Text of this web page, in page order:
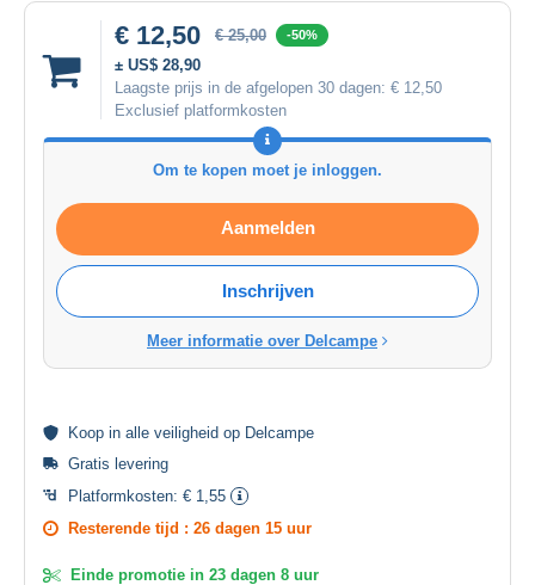
€ 12,50 € 25,00 -50%
± US$ 28,90
Laagste prijs in de afgelopen 30 dagen: € 12,50
Exclusief platformkosten
Om te kopen moet je inloggen.
Aanmelden
Inschrijven
Meer informatie over Delcampe
Koop in alle veiligheid op Delcampe
Gratis levering
Platformkosten: € 1,55
Resterende tijd : 26 dagen 15 uur
Einde promotie in 23 dagen 8 uur